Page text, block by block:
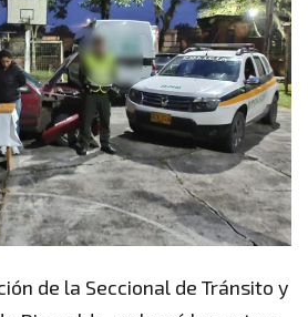
de la Seccional de Tránsito y